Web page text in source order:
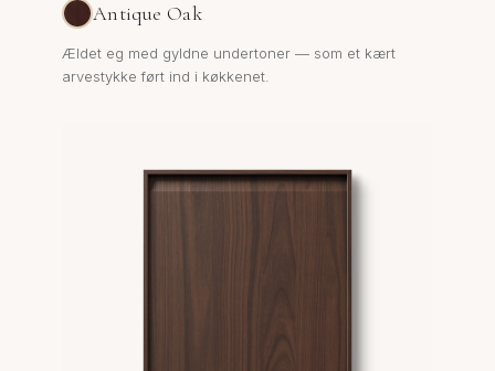
Antique Oak
Ældet eg med gyldne undertoner — som et kært
arvestykke ført ind i køkkenet.